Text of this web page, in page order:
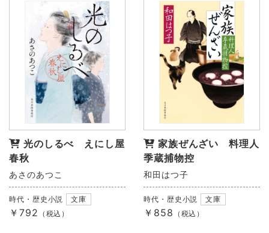
光のしるべ えにし屋
春秋
あさのあつこ
時代・歴史小説 文庫
￥792 （税込）
家族ぜんざい 料理人
季蔵捕物控
和田はつ子
時代・歴史小説 文庫
￥858 （税込）